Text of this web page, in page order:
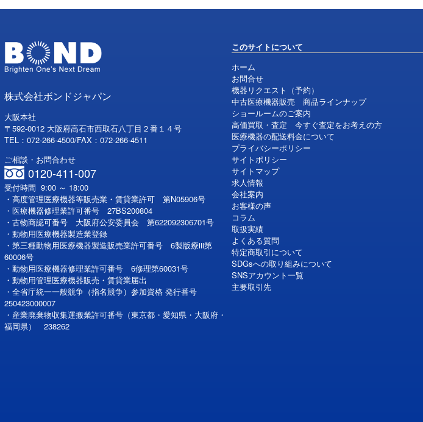
株式会社ボンドジャパン
大阪本社
〒592-0012 大阪府高石市西取石八丁目２番１４号
TEL：072-266-4500/FAX：072-266-4511
ご相談・お問合わせ
0120-411-007
受付時間 9:00 ～ 18:00
・高度管理医療機器等販売業・賃貸業許可 第N05906号
・医療機器修理業許可番号 27BS200804
・古物商認可番号 大阪府公安委員会 第622092306701号
・動物用医療機器製造業登録
・第三種動物用医療機器製造販売業許可番号 6製版療Ⅲ第
60006号
・動物用医療機器修理業許可番号 6修理第60031号
・動物用管理医療機器販売・賃貸業届出
・全省庁統一一般競争（指名競争）参加資格 発行番号
250423000007
・産業廃棄物収集運搬業許可番号（東京都・愛知県・大阪府・
福岡県） 238262
このサイトについて
ホーム
お問合せ
機器リクエスト（予約）
中古医療機器販売 商品ラインナップ
ショールームのご案内
高価買取・査定 今すぐ査定をお考えの方
医療機器の配送料金について
プライバシーポリシー
サイトポリシー
サイトマップ
求人情報
会社案内
お客様の声
コラム
取扱実績
よくある質問
特定商取引について
SDGsへの取り組みについて
SNSアカウント一覧
主要取引先